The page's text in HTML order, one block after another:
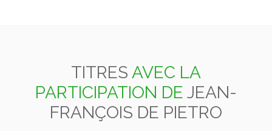
TITRES AVEC LA
PARTICIPATION DE JEAN-
FRANÇOIS DE PIETRO